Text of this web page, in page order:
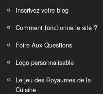
Inscrivez votre blog
Comment fonctionne le site ?
Foire Aux Questions
Logo personnalisable
Le jeu des Royaumes de la
Cuisine